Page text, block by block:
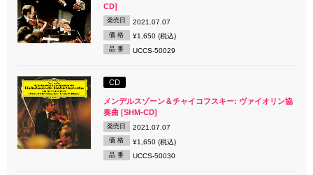
CD]
発売日 2021.07.07
価 格 ¥1,650 (税込)
品 番 UCCS-50029
CD
メンデルスゾーン＆チャイコフスキー: ヴァイオリン協
奏曲 [SHM-CD]
発売日 2021.07.07
価 格 ¥1,650 (税込)
品 番 UCCS-50030